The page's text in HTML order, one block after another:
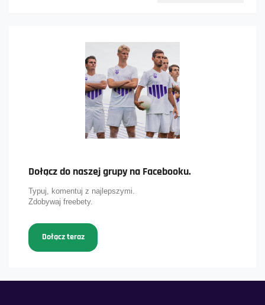
Dołącz do naszej grupy na Facebooku.
Typuj, komentuj z najlepszymi.
Zdobywaj freebety.
Dołącz teraz